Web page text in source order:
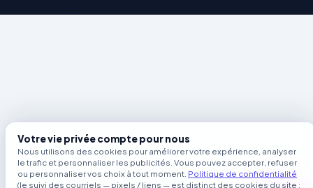
Votre vie privée compte pour nous
Nous utilisons des cookies pour améliorer votre expérience, analyser
le trafic et personnaliser les publicités. Vous pouvez accepter, refuser
ou personnaliser vos choix à tout moment. Politique de confidentialité
(le suivi des courriels — pixels / liens — est distinct des cookies du site ;